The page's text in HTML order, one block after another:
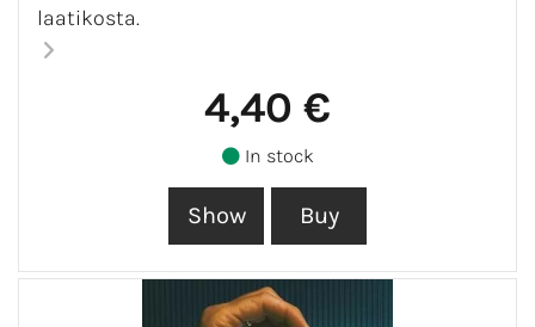
laatikosta.
4,40 €
In stock